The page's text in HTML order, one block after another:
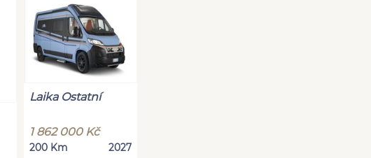
Laika Ostatní
1 862 000 Kč
200 Km 2027